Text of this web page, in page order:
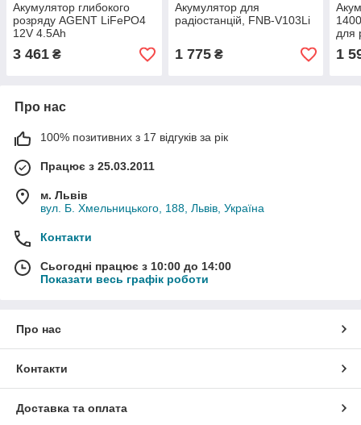
Акумулятор глибокого
розряду AGENT LiFePO4
12V 4.5Ah
3 461 ₴
Акумулятор для
радіостанцій, FNB-V103Li
1 775₴
для
1
Про нас
100% позитивних з 17 відгуків за рік
Працює з 25.03.2011
м. Львів
вул. Б. Хмельницького, 188, Львів, Україна
Контакти
Сьогодні працює з 10:00 до 14:00
Показати весь графік роботи
Про нас
Контакти
Доставка та оплата